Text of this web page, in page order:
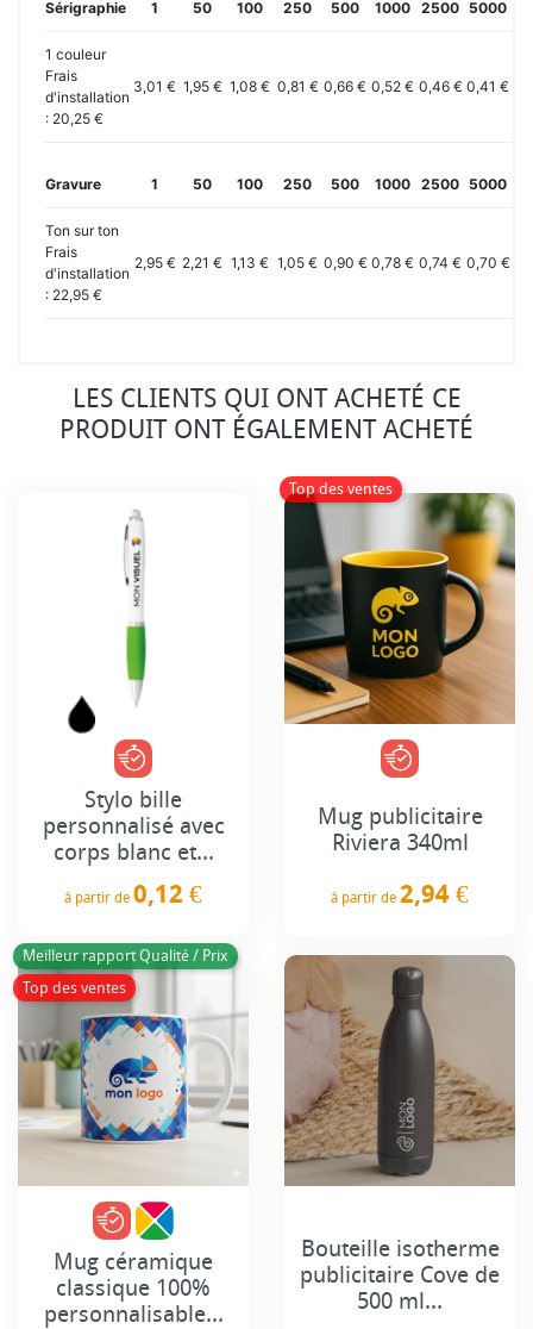
Sérigraphie 1 50 100 250 500 1000 2500 5000
1 couleur
Frais
d'installation
: 20,25 €
3,01 € 1,95 € 1,08 € 0,81 € 0,66 € 0,52 € 0,46 € 0,41 €
Gravure 1 50 100 250 500 1000 2500 5000
Ton sur ton
Frais
d'installation
: 22,95 €
2,95 € 2,21 € 1,13 € 1,05 € 0,90 € 0,78 € 0,74 € 0,70 €
LES CLIENTS QUI ONT ACHETÉ CE
PRODUIT ONT ÉGALEMENT ACHETÉ
Stylo bille
personnalisé avec
corps blanc et...
à partir de 0,12 €
Top des ventes
Mug publicitaire
Riviera 340ml
à partir de 2,94 €
Meilleur rapport Qualité / Prix
Top des ventes
Mug céramique
classique 100%
personnalisable...
Bouteille isotherme
publicitaire Cove de
500 ml...